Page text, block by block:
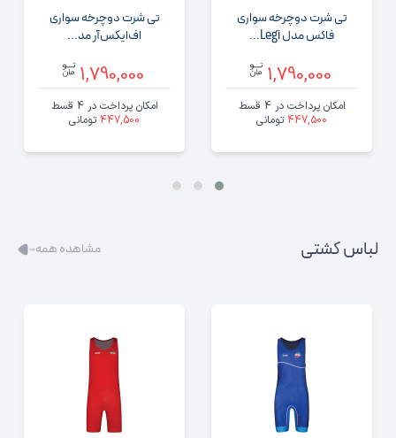
تی‌ شرت دوچرخه‌ سواری
فاکس مدل Legi...
1,790,000
امکان پرداخت در 4 قسط
447,500 تومانی
تی‌ شرت دوچرخه‌ سواری
اف‌ایکس‌آر مد...
1,790,000
امکان پرداخت در 4 قسط
447,500 تومانی
لباس کشتی مشاهده همه